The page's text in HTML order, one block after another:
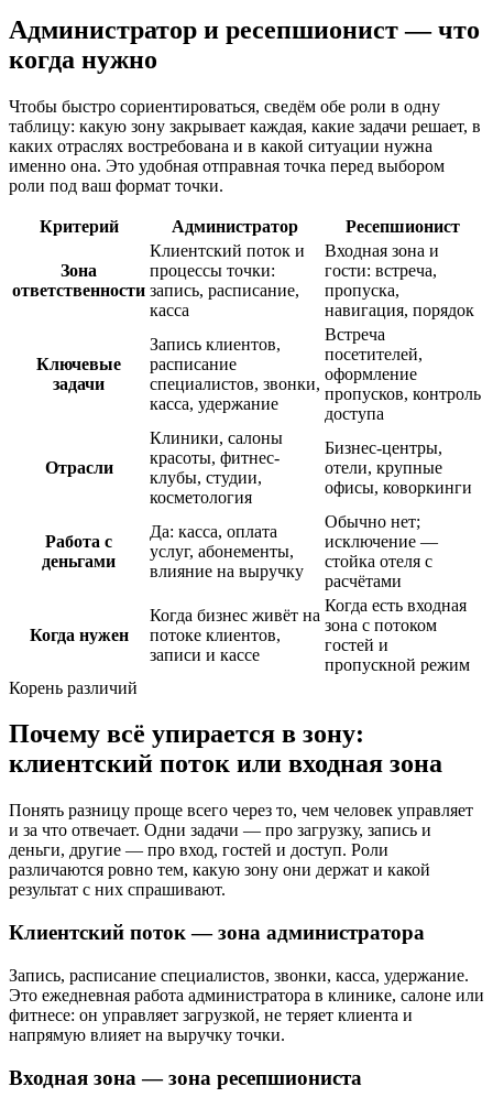
Администратор и ресепшионист — что
когда нужно
Чтобы быстро сориентироваться, сведём обе роли в одну
таблицу: какую зону закрывает каждая, какие задачи решает, в
каких отраслях востребована и в какой ситуации нужна
именно она. Это удобная отправная точка перед выбором
роли под ваш формат точки.
Критерий Администратор Ресепшионист
Зона
ответственности
Клиентский поток и
процессы точки:
запись, расписание,
касса
Входная зона и
гости: встреча,
пропуска,
навигация, порядок
Ключевые
задачи
Запись клиентов,
расписание
специалистов, звонки,
касса, удержание
Встреча
посетителей,
оформление
пропусков, контроль
доступа
Отрасли
Клиники, салоны
красоты, фитнес-
клубы, студии,
косметология
Бизнес-центры,
отели, крупные
офисы, коворкинги
Работа с
деньгами
Да: касса, оплата
услуг, абонементы,
влияние на выручку
Обычно нет;
исключение —
стойка отеля с
расчётами
Когда нужен
Когда бизнес живёт на
потоке клиентов,
записи и кассе
Когда есть входная
зона с потоком
гостей и
пропускной режим
Корень различий
Почему всё упирается в зону:
клиентский поток или входная зона
Понять разницу проще всего через то, чем человек управляет
и за что отвечает. Одни задачи — про загрузку, запись и
деньги, другие — про вход, гостей и доступ. Роли
различаются ровно тем, какую зону они держат и какой
результат с них спрашивают.
Клиентский поток — зона администратора
Запись, расписание специалистов, звонки, касса, удержание.
Это ежедневная работа администратора в клинике, салоне или
фитнесе: он управляет загрузкой, не теряет клиента и
напрямую влияет на выручку точки.
Входная зона — зона ресепшиониста